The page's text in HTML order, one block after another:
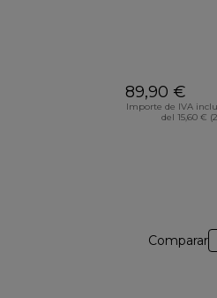
89,90 €
Importe de IVA
del 15,60 €
Comparar